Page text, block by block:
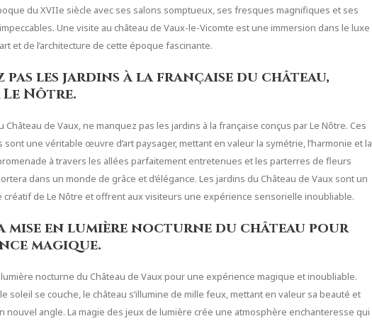
du XVIIe siècle avec ses salons somptueux, ses fresques magnifiques et ses
Une visite au château de Vaux-le-Vicomte est une immersion dans le luxe
et de l’architecture de cette époque fascinante.
pas les jardins à la française du château,
Nôtre.
Château de Vaux, ne manquez pas les jardins à la française conçus par Le Nôtre. Ces
une véritable œuvre d’art paysager, mettant en valeur la symétrie, l’harmonie et la
à travers les allées parfaitement entretenues et les parterres de fleurs
dans un monde de grâce et d’élégance. Les jardins du Château de Vaux sont un
de Le Nôtre et offrent aux visiteurs une expérience sensorielle inoubliable.
mise en lumière nocturne du château pour
magique.
nocturne du Château de Vaux pour une expérience magique et inoubliable.
soleil se couche, le château s’illumine de mille feux, mettant en valeur sa beauté et
nouvel angle. La magie des jeux de lumière crée une atmosphère enchanteresse qui